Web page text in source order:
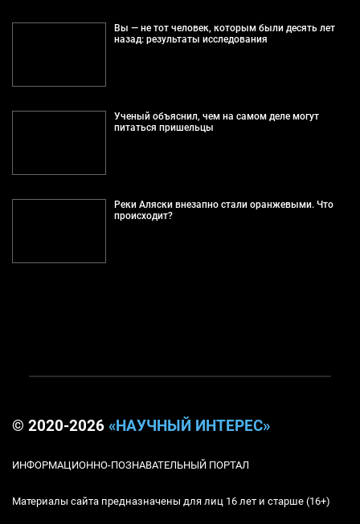
Вы — не тот человек, которым были десять лет
назад: результаты исследования
Ученый объяснил, чем на самом деле могут
питаться пришельцы
Реки Аляски внезапно стали оранжевыми. Что
происходит?
© 2020-2026 «НАУЧНЫЙ ИНТЕРЕС»
ИНФОРМАЦИОННО-ПОЗНАВАТЕЛЬНЫЙ ПОРТАЛ
Материалы сайта предназначены для лиц 16 лет и старше (16+)